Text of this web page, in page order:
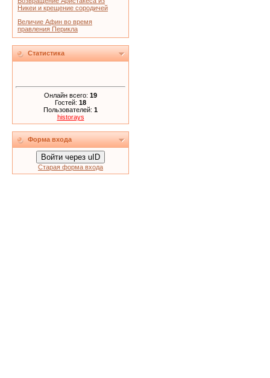
Никеи и крещение сородичей
Величие Афин во время
правления Перикла
Статистика
Онлайн всего: 19
Гостей: 18
Пользователей: 1
historays
Форма входа
Войти через uID
Старая форма входа